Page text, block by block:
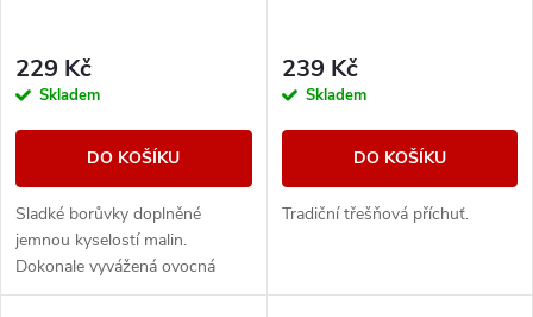
229 Kč
Skladem
DO KOŠÍKU
Sladké borůvky doplněné
jemnou kyselostí malin.
Dokonale vyvážená ovocná
směs, která kombinuje sladké i
239 Kč
Skladem
DO KOŠÍKU
Tradiční třešňová příchuť.